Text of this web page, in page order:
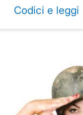
Codici e leggi